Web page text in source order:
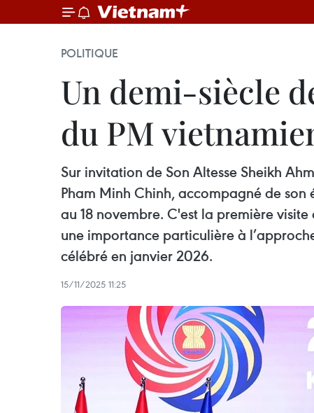
POLITIQUE
Un demi-siècle
du PM
Sur invitation de Son Altesse Sheikh
Pham Minh Chinh, accompagné de
au 18 novembre. C'est la première
une importance particulière à
célébré en janvier 2026.
15/11/2025 11:25